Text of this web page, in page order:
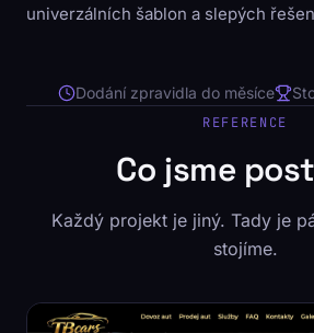
univerzálních šablon a slepých
Dodání zpravidla do měsíce
REFERENCE
Co jsme
Každý projekt je jiný. Tady je
stojíme.